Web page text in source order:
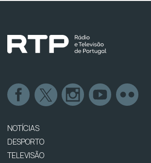
NOTÍCIAS
DESPORTO
TELEVISÃO